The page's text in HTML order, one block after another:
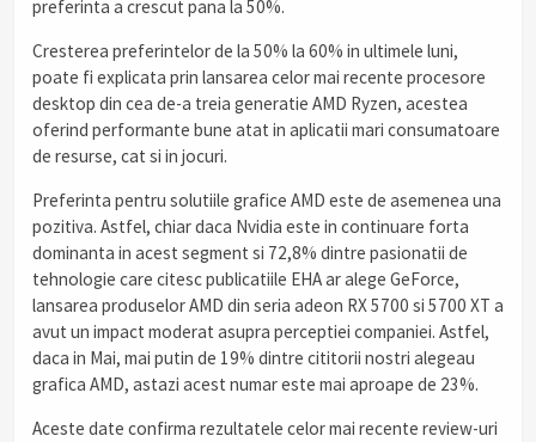
preferinta a crescut pana la 50%.
Cresterea preferintelor de la 50% la 60% in ultimele luni,
poate fi explicata prin lansarea celor mai recente procesore
desktop din cea de-a treia generatie AMD Ryzen, acestea
oferind performante bune atat in aplicatii mari consumatoare
de resurse, cat si in jocuri.
Preferinta pentru solutiile grafice AMD este de asemenea una
pozitiva. Astfel, chiar daca Nvidia este in continuare forta
dominanta in acest segment si 72,8% dintre pasionatii de
tehnologie care citesc publicatiile EHA ar alege GeForce,
lansarea produselor AMD din seria adeon RX 5700 si 5700 XT a
avut un impact moderat asupra perceptiei companiei. Astfel,
daca in Mai, mai putin de 19% dintre cititorii nostri alegeau
grafica AMD, astazi acest numar este mai aproape de 23%.
Aceste date confirma rezultatele celor mai recente review-uri